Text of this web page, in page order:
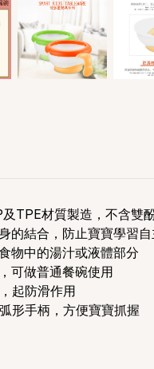
TPE材質製造，不含雙
的結合，防止寶寶學習
物中的湯汁或液體部分
可做普通餐碗使用
起防滑作用
形手柄，方便寶寶抓握